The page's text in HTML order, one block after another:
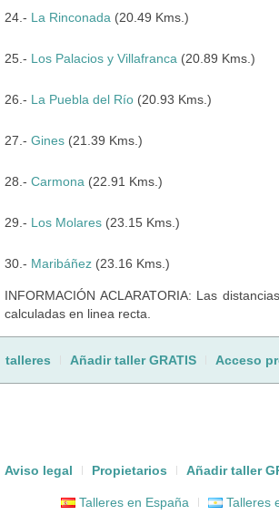
24.- La Rinconada (20.49 Kms.)
25.- Los Palacios y Villafranca (20.89 Kms.)
26.- La Puebla del Río (20.93 Kms.)
27.- Gines (21.39 Kms.)
28.- Carmona (22.91 Kms.)
29.- Los Molares (23.15 Kms.)
30.- Maribáñez (23.16 Kms.)
INFORMACIÓN ACLARATORIA: Las
calculadas en linea recta.
talleres Añadir taller GRATIS Acceso
Aviso legal Propietarios Añadir taller
Talleres en España Talleres